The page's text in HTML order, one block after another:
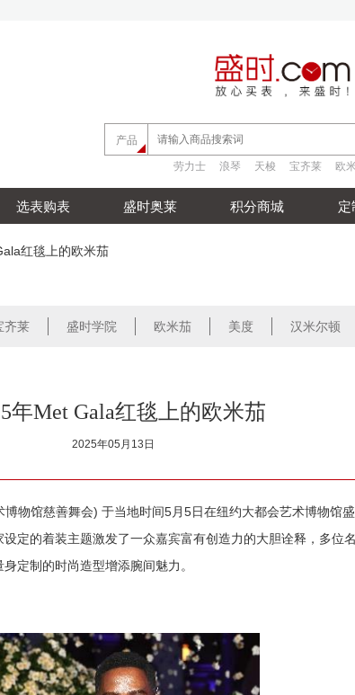
产品
劳力士
浪琴
劳力士
浪琴 天梭 宝齐莱 欧
选表购表 盛时奥莱 积分商城 定
红毯上的欧米茄
齐莱 盛时学院 欧米茄 美度 汉米尔顿
年Met Gala红毯上的欧米茄
2025年05月13日
物馆慈善舞会) 于当地时间5月5日在纽约大都会艺术博物馆
定的着装主题激发了一众嘉宾富有创造力的大胆诠释，多位
定制的时尚造型增添腕间魅力。